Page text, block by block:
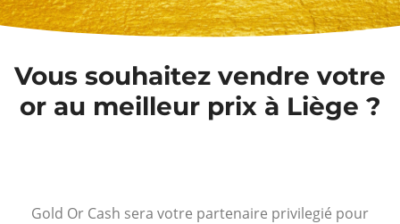
Vous souhaitez vendre votre
or au meilleur prix à Liège ?
Gold Or Cash sera votre partenaire privilegié pour